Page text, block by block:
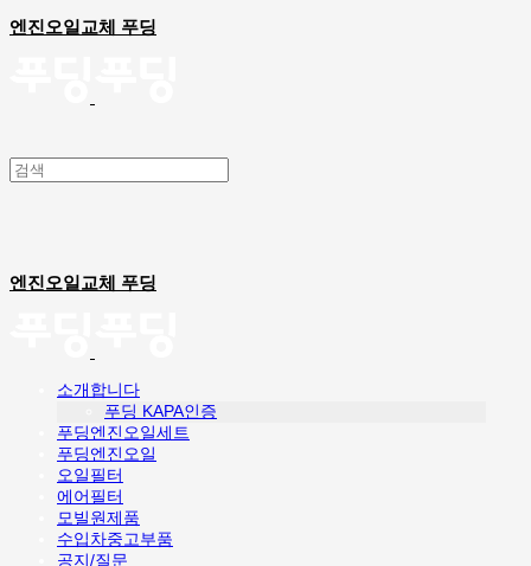
엔진오일교체 푸딩
엔진오일교체 푸딩
소개합니다
푸딩 KAPA인증
푸딩엔진오일세트
푸딩엔진오일
오일필터
에어필터
모빌원제품
수입차중고부품
공지/질문